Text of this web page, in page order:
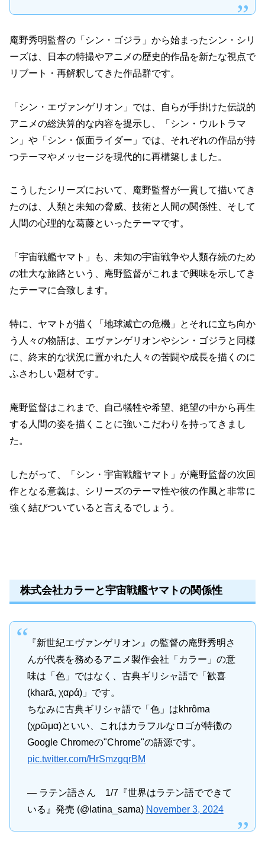
庵野秀明監督の「シン・ゴジラ」から始まったシン・シリ
ーズは、日本の特撮やアニメの歴史的作品を新たな視点で
リブート・再解釈してきた作品群です。
「シン・エヴァンゲリオン」では、自らが手掛けた伝説的
アニメの総決算的な内容を提示し、「シン・ウルトラマ
ン」や「シン・仮面ライダー」では、それぞれの作品が持
つテーマやメッセージを現代的に再構築しました。
こうしたシリーズにおいて、庵野監督が一貫して描いてき
たのは、人類と未知の脅威、技術と人間の関係性、そして
人間の心理的な葛藤といったテーマです。
「宇宙戦艦ヤマト」も、未知の宇宙戦争や人類存続のため
の壮大な旅路という、庵野監督がこれまで興味を示してき
たテーマに合致します。
特に、ヤマトが描く「地球滅亡の危機」とそれに立ち向か
う人々の物語は、エヴァンゲリオンやシン・ゴジラと同様
に、終末的な状況に置かれた人々の苦闘や成長を描くのに
ふさわしい題材です。
庵野監督はこれまで、自己犠牲や希望、絶望の中から再生
する人間の姿を描くことに強いこだわりを持ってきまし
た。
したがって、「シン・宇宙戦艦ヤマト」が庵野監督の次回
作となる意義は、シリーズのテーマ性や彼の作風と非常に
強く結びついていると言えるでしょう。
株式会社カラーと宇宙戦艦ヤマトの関係性
『新世紀エヴァンゲリオン』の監督の庵野秀明さ
んが代表を務めるアニメ製作会社「カラー」の意
味は「色」ではなく、古典ギリシャ語で「歓喜
(kharā́, χαρά)」です。
ちなみに古典ギリシャ語で「色」はkhrôma
(χρῶμα)といい、これはカラフルなロゴが特徴の
Google Chromeの"Chrome"の語源です。
pic.twitter.com/HrSmzgqrBM
— ラテン語さん 1/7『世界はラテン語でできて
いる』発売 (@latina_sama) November 3, 2024